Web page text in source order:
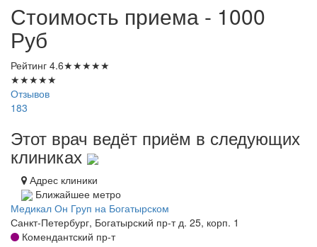
Стоимость приема - 1000
Руб
Рейтинг 4.6★★★★★
★★★★★
Отзывов
183
Этот врач ведёт приём в следующих
клиниках
Адрес клиники
Ближайшее метро
Медикал Он Груп на Богатырском
Санкт-Петербург, Богатырский пр-т д. 25, корп. 1
Комендантский пр-т